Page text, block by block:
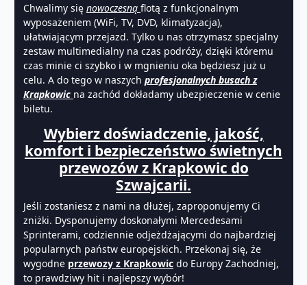
Chwalimy się nowoczesną flotą z funkcjonalnym
wyposażeniem (WiFi, TV, DVD, klimatyzacja),
ułatwiającym przejazd. Tylko u nas otrzymasz specjalny
zestaw multimedialny na czas podróży, dzięki któremu
czas minie ci szybko i w mgnieniu oka będziesz już u
celu. A do tego w naszych profesjonalnych busach z
Krapkowic na zachód dokładamy ubezpieczenie w cenie
biletu.
Wybierz doświadczenie, jakość,
komfort i bezpieczeństwo świetnych
przewozów z Krapkowic do
Szwajcarii.
Jeśli zostaniesz z nami na dłużej, zaproponujemy Ci
zniżki. Dysponujemy doskonałymi Mercedesami
Sprinterami, codziennie odjeżdżającymi do najbardziej
popularnych państw europejskich. Przekonaj się, że
wygodne przewozy z Krapkowic do Europy Zachodniej,
to prawdziwy hit i najlepszy wybór!